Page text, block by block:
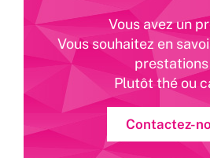
Vous avez un
Vous souhaitez en
prestations
Plutôt thé ou
Contactez-